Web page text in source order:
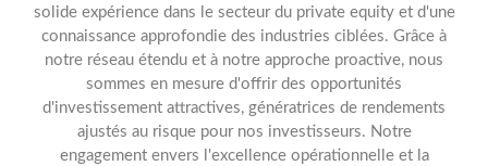
solide expérience dans le secteur du private equity et d'une
connaissance approfondie des industries ciblées. Grâce à
notre réseau étendu et à notre approche proactive, nous
sommes en mesure d'offrir des opportunités
d'investissement attractives, génératrices de rendements
ajustés au risque pour nos investisseurs. Notre
engagement envers l'excellence opérationnelle et la